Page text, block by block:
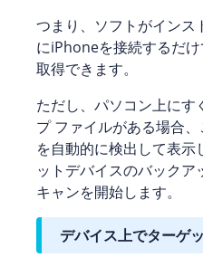
つまり、ソフトがインス
にiPhoneを接続するだ
取得できます。
ただし、パソコン上にす
プ ファイルがある場合
を自動的に検出して表
ットデバイスのバックア
キャンを開始します。
デバイス上でターゲ